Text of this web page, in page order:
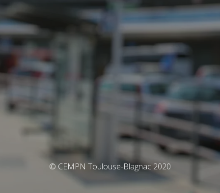
© CEMPN Toulouse-Blagnac 2020